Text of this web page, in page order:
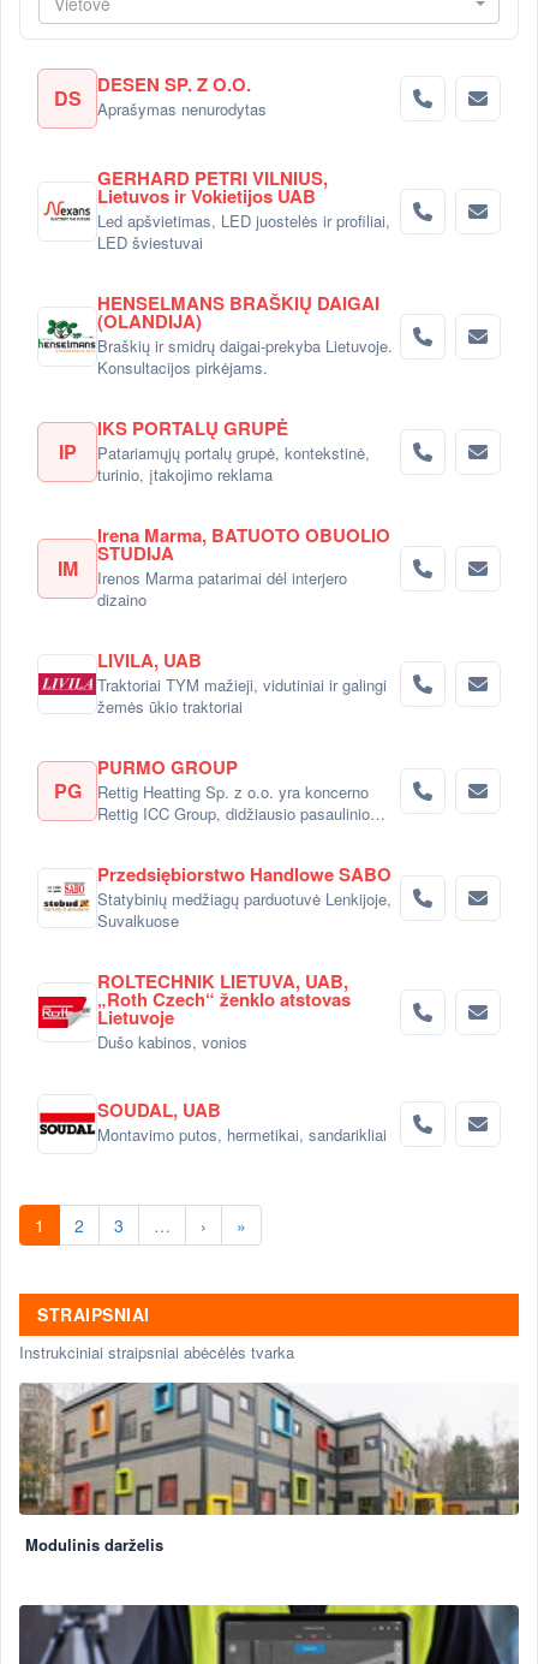
DS DESEN SP. Z O.O.
Aprašymas nenurodytas
GERHARD PETRI VILNIUS,
Lietuvos ir Vokietijos UAB
Led apšvietimas, LED juostelės ir profiliai,
LED šviestuvai
HENSELMANS BRAŠKIŲ DAIGAI
(OLANDIJA)
Braškių ir smidrų daigai-prekyba Lietuvoje.
Konsultacijos pirkėjams.
IP
IKS PORTALŲ GRUPĖ
Patariamųjų portalų grupė, kontekstinė,
turinio, įtakojimo reklama
IM
Irena Marma, BATUOTO OBUOLIO
STUDIJA
Irenos Marma patarimai dėl interjero
dizaino
LIVILA, UAB
Traktoriai TYM mažieji, vidutiniai ir galingi
žemės ūkio traktoriai
PG
PURMO GROUP
Rettig Heatting Sp. z o.o. yra koncerno
Rettig ICC Group, didžiausio pasaulinio
Przedsiębiorstwo Handlowe SABO
Statybinių medžiagų parduotuvė Lenkijoje,
Suvalkuose
ROLTECHNIK LIETUVA, UAB,
„Roth Czech“ ženklo atstovas
Lietuvoje
Dušo kabinos, vonios
SOUDAL, UAB
Montavimo putos, hermetikai, sandarikliai
1 2 3 … › »
STRAIPSNIAI
Instrukciniai straipsniai abėcėlės tvarka
Modulinis darželis